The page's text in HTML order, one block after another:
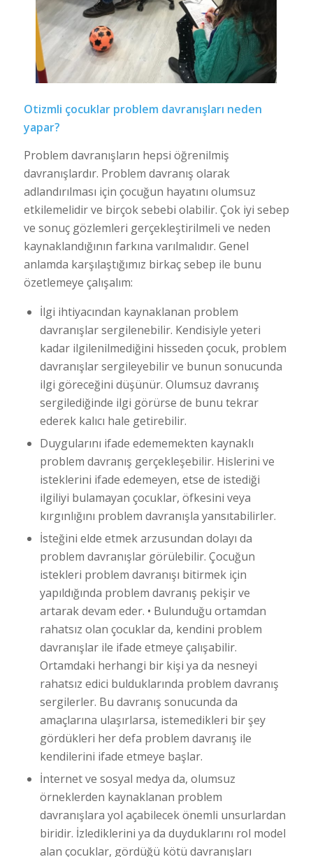
Otizmli çocuklar problem davranışları neden
yapar?
Problem davranışların hepsi öğrenilmiş
davranışlardır. Problem davranış olarak
adlandırılması için çocuğun hayatını olumsuz
etkilemelidir ve birçok sebebi olabilir. Çok iyi sebep
ve sonuç gözlemleri gerçekleştirilmeli ve neden
kaynaklandığının farkına varılmalıdır. Genel
anlamda karşılaştığımız birkaç sebep ile bunu
özetlemeye çalışalım:
İlgi ihtiyacından kaynaklanan problem
davranışlar sergilenebilir. Kendisiyle yeteri
kadar ilgilenilmediğini hisseden çocuk, problem
davranışlar sergileyebilir ve bunun sonucunda
ilgi göreceğini düşünür. Olumsuz davranış
sergilediğinde ilgi görürse de bunu tekrar
ederek kalıcı hale getirebilir.
Duygularını ifade edememekten kaynaklı
problem davranış gerçekleşebilir. Hislerini ve
isteklerini ifade edemeyen, etse de istediği
ilgiliyi bulamayan çocuklar, öfkesini veya
kırgınlığını problem davranışla yansıtabilirler.
İsteğini elde etmek arzusundan dolayı da
problem davranışlar görülebilir. Çocuğun
istekleri problem davranışı bitirmek için
yapıldığında problem davranış pekişir ve
artarak devam eder. • Bulunduğu ortamdan
rahatsız olan çocuklar da, kendini problem
davranışlar ile ifade etmeye çalışabilir.
Ortamdaki herhangi bir kişi ya da nesneyi
rahatsız edici bulduklarında problem davranış
sergilerler. Bu davranış sonucunda da
amaçlarına ulaşırlarsa, istemedikleri bir şey
gördükleri her defa problem davranış ile
kendilerini ifade etmeye başlar.
İnternet ve sosyal medya da, olumsuz
örneklerden kaynaklanan problem
davranışlara yol açabilecek önemli unsurlardan
biridir. İzlediklerini ya da duyduklarını rol model
alan çocuklar, gördüğü kötü davranışları